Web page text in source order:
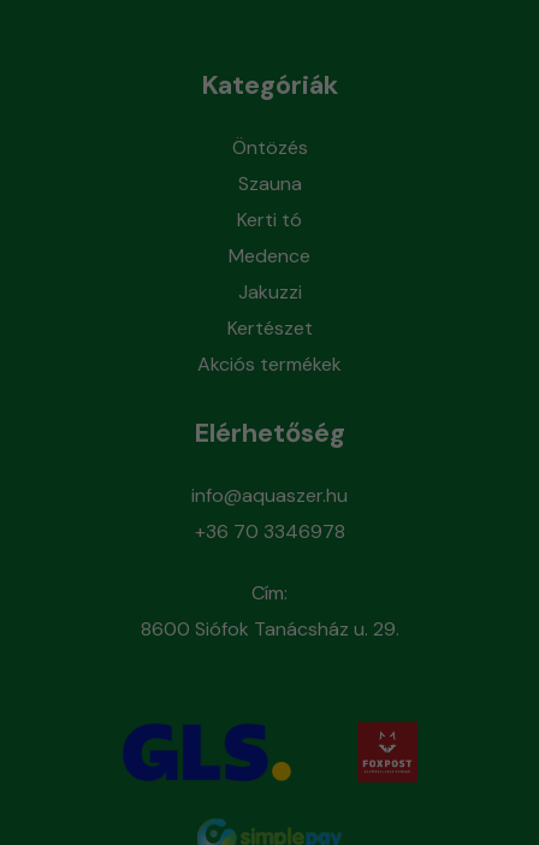
Kategóriák
Öntözés
Szauna
Kerti tó
Medence
Jakuzzi
Kertészet
Akciós termékek
Elérhetőség
info@aquaszer.hu
+36 70 3346978
Cím:
8600 Siófok Tanácsház u. 29.